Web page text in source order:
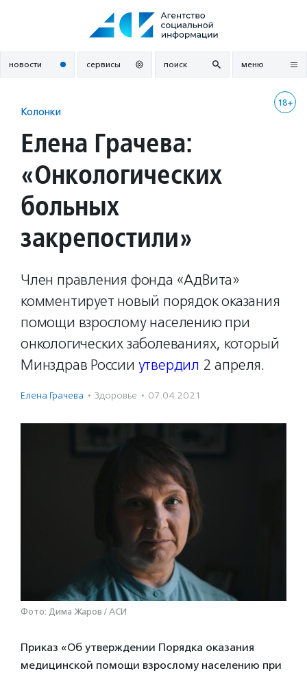
новости сервисы поиск меню
18+
Колонки
Елена Грачева:
«Онкологических
больных
закрепостили»
Член правления фонда «АдВита»
комментирует новый порядок оказания
помощи взрослому населению при
онкологических заболеваниях, который
Минздрав России утвердил 2 апреля.
Елена Грачева · Здоровье · 07.04.2021
Фото: Дима Жаров / АСИ
Приказ «Об утверждении Порядка оказания
медицинской помощи взрослому населению при